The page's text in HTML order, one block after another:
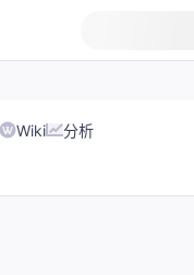
Wiki 分析